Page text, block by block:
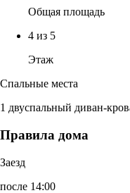
Общая площадь
4 из 5
Этаж
Спальные места
1 двуспальный диван-
Правила дома
Заезд
после 14:00